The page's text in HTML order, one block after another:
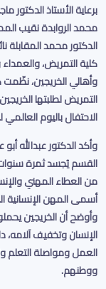
برعاية الأستاذ الدكتور
محمد الروابدة نقيب
الدكتور محمد المقابلة
كلية التمريض، والعمداء
وأهالي الخريجين،
الاحتفال باليوم
وأكد الدكتور عبدالله
القسم يُجسد ثمرة سنوات
من العطاء المهني
أسمى المهن الإنسانية
وأوضح أن الخريجين
الإنسان وتخفيف آلامه،
العمل ومواصلة التعلم
ووطنهم.